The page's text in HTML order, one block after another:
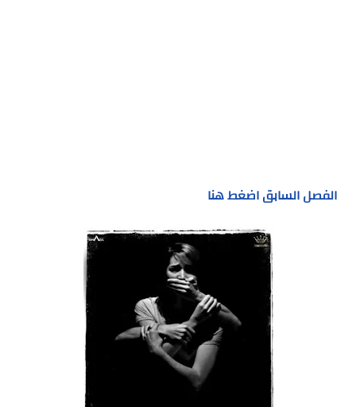
الفصل السابق اضغط هنا